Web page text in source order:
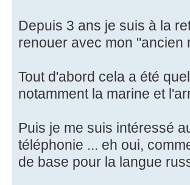
Depuis 3 ans je suis à la
renouer avec mon "ancien
Tout d'abord cela a été
notamment la marine et
Puis je me suis intéressé
téléphonie ... eh oui,
de base pour la langue